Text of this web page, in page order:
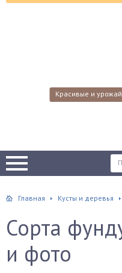
Красивые и
Главная Кусты и деревья
Сорта
и фото